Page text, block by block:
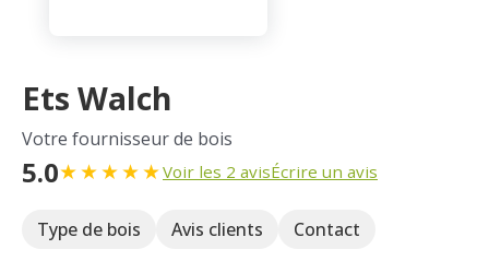
Ets Walch
Votre fournisseur de bois
5.0★★★★★Voir les 2 avisÉcrire un avis
Type de bois Avis clients Contact